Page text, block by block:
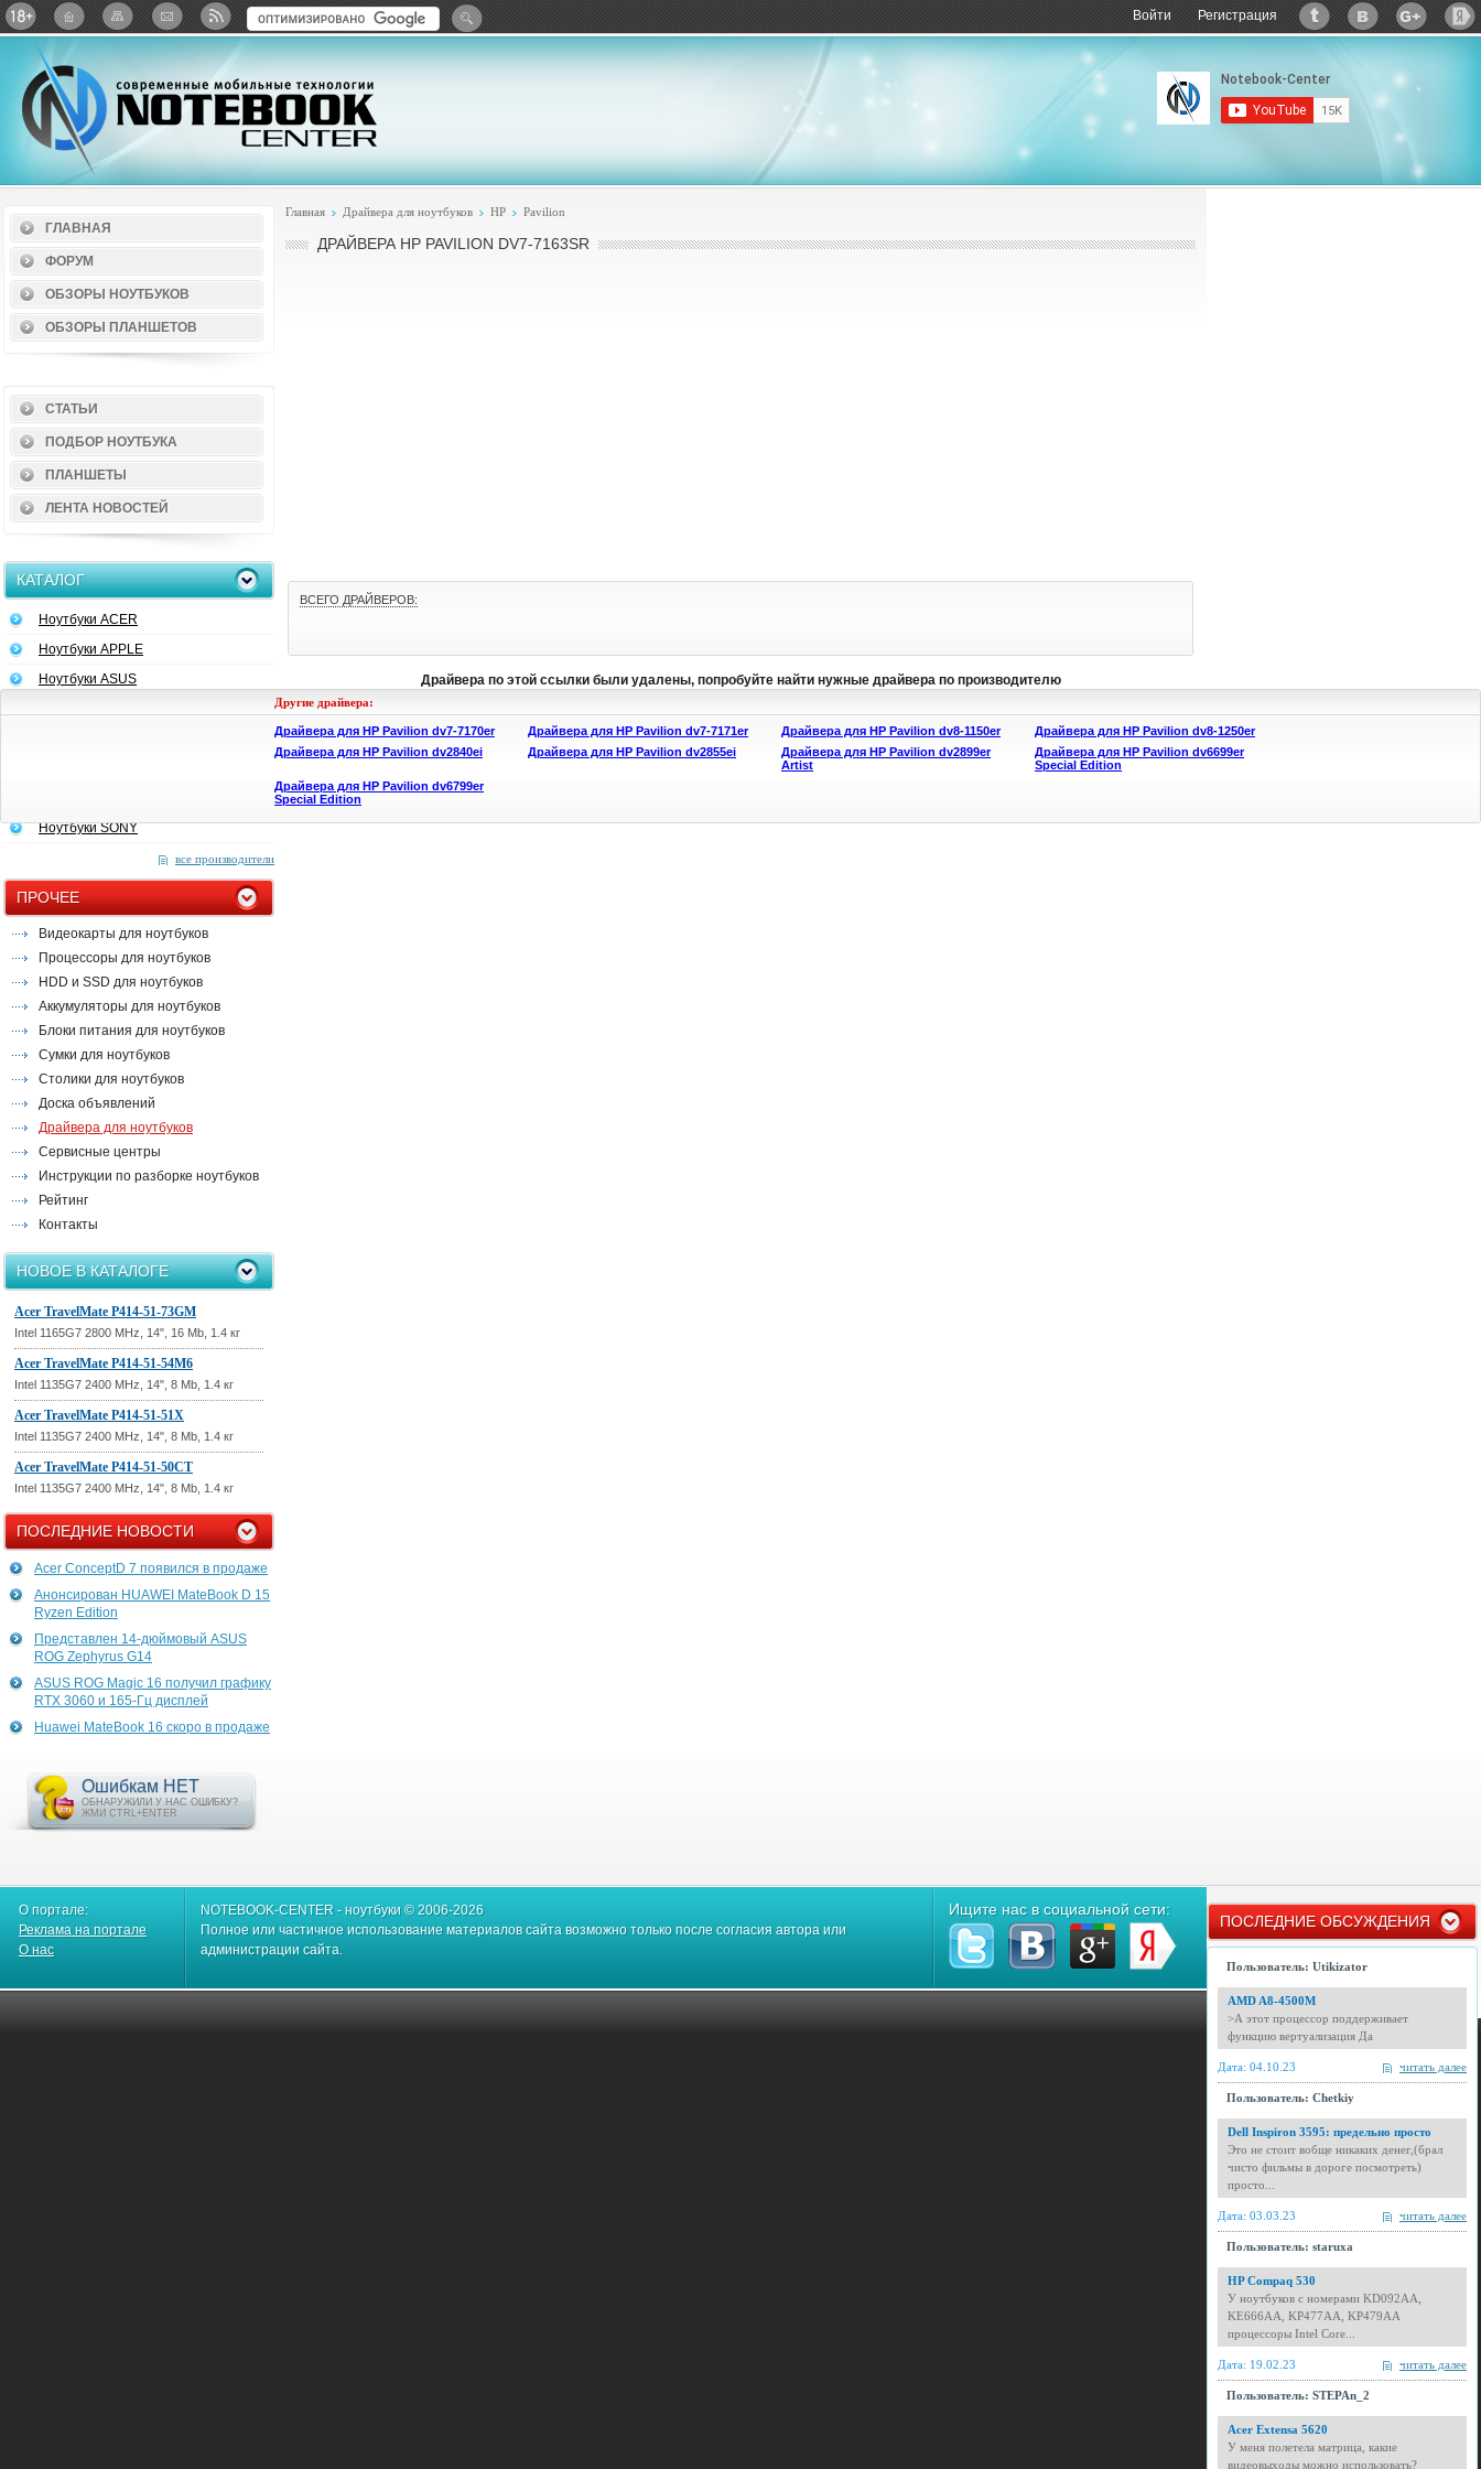
Войти Регистрация
Twitter ВКонтактеGoogle+Яндекс: Каталог виджетов
ГЛАВНАЯ
ФОРУМ
ОБЗОРЫ НОУТБУКОВ
ОБЗОРЫ ПЛАНШЕТОВ
СТАТЬИ
ПОДБОР НОУТБУКА
ПЛАНШЕТЫ
ЛЕНТА НОВОСТЕЙ
КАТАЛОГ
Ноутбуки ACER
Ноутбуки APPLE
Ноутбуки ASUS
Ноутбуки SONY
все производители
ПРОЧЕЕ
Видеокарты для ноутбуков
Процессоры для ноутбуков
HDD и SSD для ноутбуков
Аккумуляторы для ноутбуков
Блоки питания для ноутбуков
Сумки для ноутбуков
Столики для ноутбуков
Доска объявлений
Драйвера для ноутбуков
Сервисные центры
Инструкции по разборке ноутбуков
Рейтинг
Контакты
НОВОЕ В КАТАЛОГЕ
Acer TravelMate P414-51-73GM
Intel 1165G7 2800 MHz, 14", 16 Mb, 1.4 кг
Acer TravelMate P414-51-54M6
Intel 1135G7 2400 MHz, 14", 8 Mb, 1.4 кг
Acer TravelMate P414-51-51X
Intel 1135G7 2400 MHz, 14", 8 Mb, 1.4 кг
Acer TravelMate P414-51-50CT
Intel 1135G7 2400 MHz, 14", 8 Mb, 1.4 кг
ПОСЛЕДНИЕ НОВОСТИ
Acer ConceptD 7 появился в продаже
Анонсирован HUAWEI MateBook D 15
Ryzen Edition
Представлен 14-дюймовый ASUS
ROG Zephyrus G14
ASUS ROG Magic 16 получил графику
RTX 3060 и 165-Гц дисплей
Huawei MateBook 16 скоро в продаже
Ошибкам НЕТ
ОБНАРУЖИЛИ У НАС ОШИБКУ?
ЖМИ CTRL+ENTER
Главная Драйвера для ноутбуков HP Pavilion
ДРАЙВЕРА HP PAVILION DV7-7163SR
ВСЕГО ДРАЙВЕРОВ:
Драйвера по этой ссылки были удалены, попробуйте найти нужные драйвера по производителю
Другие драйвера:
Драйвера для HP Pavilion dv7-7170er Драйвера для HP Pavilion dv7-7171er Драйвера для HP Pavilion dv8-1150er
Драйвера для HP Pavilion dv8-1250er
Драйвера для HP Pavilion dv2840ei
Драйвера для HP Pavilion dv2855ei
Драйвера для HP Pavilion dv2899er
Artist
Драйвера для HP Pavilion dv6699er
Special Edition
Драйвера для HP Pavilion dv6799er
Special Edition
ПОСЛЕДНИЕ ОБСУЖДЕНИЯ
Пользователь: Utikizator
AMD A8-4500M
>А этот процессор поддерживает
функцию вертуализация Да
читать далее
Дата: 04.10.23
Пользователь: Chetkiy
Dell Inspiron 3595: предельно просто
Это не стоит вобще никаких денег,(брал
чисто фильмы в дороге посмотреть)
просто...
читать далее
Дата: 03.03.23
Пользователь: staruxa
HP Compaq 530
У ноутбуков с номерами KD092AA,
KE666AA, KP477AA, KP479AA
процессоры Intel Core...
читать далее
Дата: 19.02.23
Пользователь: STEPAn_2
Acer Extensa 5620
У меня полетела матрица, какие
видеовыходы можно использовать?
О портале:
Реклама на портале
О нас
NOTEBOOK-CENTER - ноутбуки © 2006-2026
Полное или частичное использование материалов сайта возможно только после согласия автора или
администрации сайта.
Ищите нас в социальной сети: